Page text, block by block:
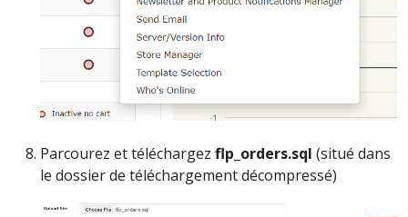
Parcourez et téléchargez flp_orders.sql (situé dans
le dossier de téléchargement décompressé)